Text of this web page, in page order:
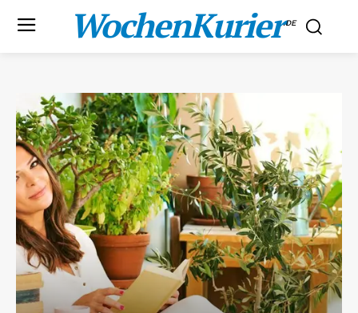
WochenKurier.DE